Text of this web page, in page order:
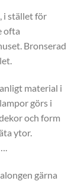
i stället för
ofta
Bronserad
material i
görs i
och form
ytor.
gärna